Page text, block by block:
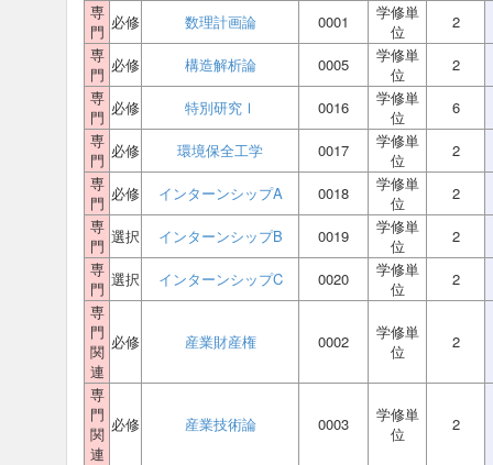
専
門 必修 数理計画論 0001
学修単
位
2
専
門 必修 構造解析論 0005
学修単
位
2
専
門 必修 特別研究Ⅰ 0016
学修単
位
6
専
門 必修 環境保全工学 0017
学修単
位
2
専
門 必修 インターンシップA 0018
学修単
位
2
専
門 選択 インターンシップB 0019
学修単
位
2
専
門 選択 インターンシップC 0020
学修単
位
2
専
門
関
連
必修 産業財産権 0002
学修単
位
2
専
門
関
連
必修 産業技術論 0003
学修単
位
2